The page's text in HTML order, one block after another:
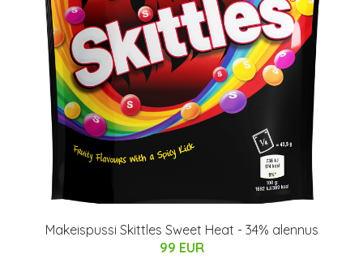
Makeispussi Skittles Sweet Heat - 34% alennus
99 EUR